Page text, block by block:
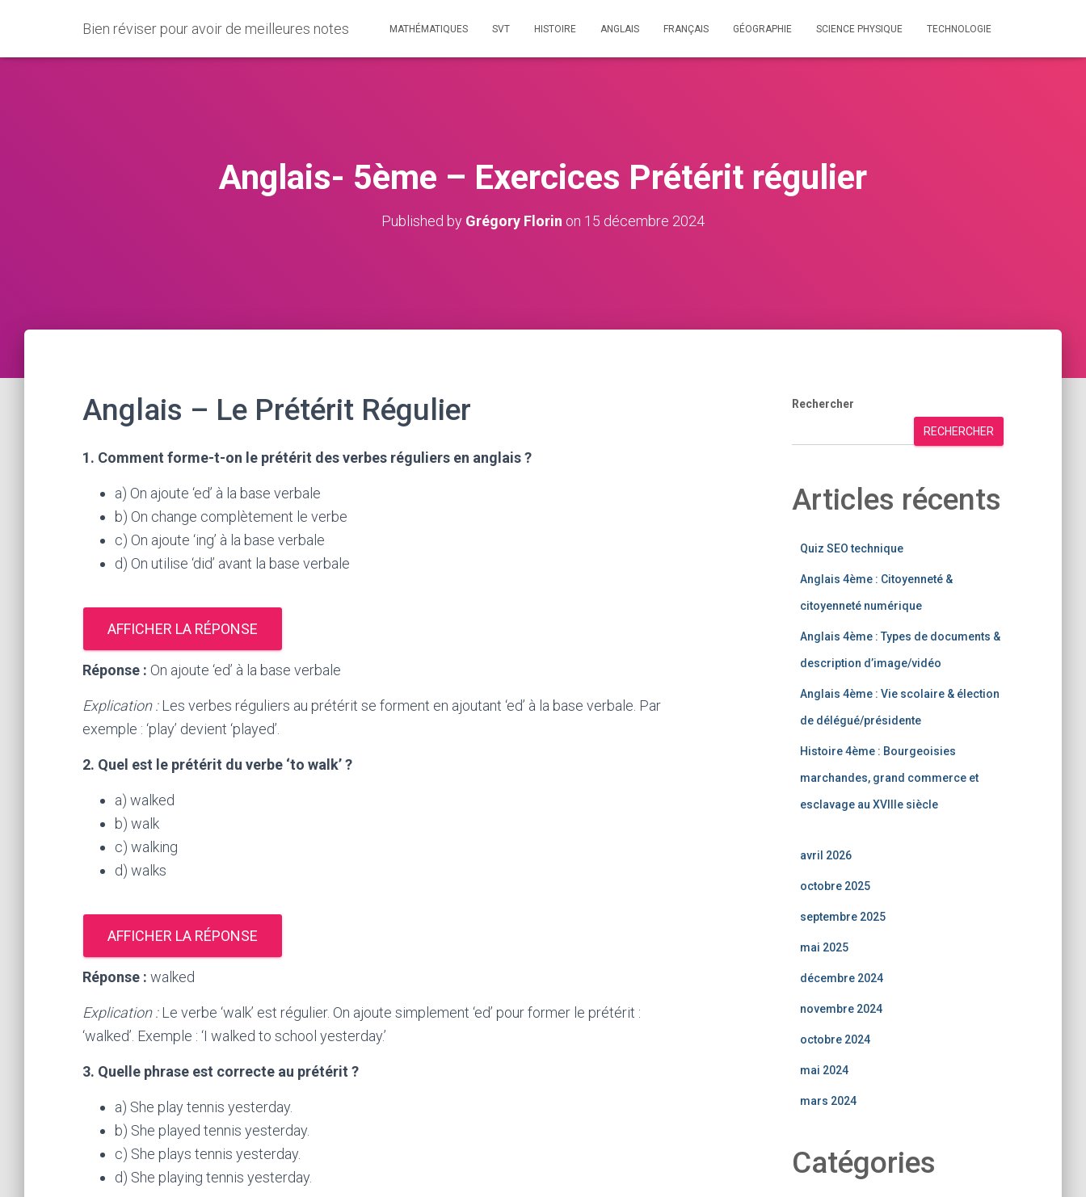
Bien réviser pour avoir de meilleures notes MATHÉMATIQUES SVT HISTOIRE ANGLAIS FRANÇAIS GÉOGRAPHIE SCIENCE PHYSIQUE TECHNOLOGIE
Anglais- 5ème – Exercices Prétérit régulier
Published by Grégory Florin on 15 décembre 2024
Anglais – Le Prétérit Régulier
1. Comment forme-t-on le prétérit des verbes réguliers en anglais ?
a) On ajoute ‘ed’ à la base verbale
b) On change complètement le verbe
c) On ajoute ‘ing’ à la base verbale
d) On utilise ‘did’ avant la base verbale
AFFICHER LA RÉPONSE
Réponse : On ajoute ‘ed’ à la base verbale
Explication :Les verbes réguliers au prétérit se forment en ajoutant ‘ed’ à la base verbale. Par
exemple : ‘play’ devient ‘played’.
2. Quel est le prétérit du verbe ‘to walk’ ?
a) walked
b) walk
c) walking
d) walks
AFFICHER LA RÉPONSE
Réponse : walked
Explication :Le verbe ‘walk’ est régulier. On ajoute simplement ‘ed’ pour former le prétérit :
‘walked’. Exemple : ‘I walked to school yesterday.’
3. Quelle phrase est correcte au prétérit ?
a) She play tennis yesterday.
b) She played tennis yesterday.
c) She plays tennis yesterday.
d) She playing tennis yesterday.
Rechercher
RECHERCHER
Articles récents
Quiz SEO technique
Anglais 4ème : Citoyenneté &
citoyenneté numérique
Anglais 4ème : Types de documents &
description d’image/vidéo
Anglais 4ème : Vie scolaire & élection
de délégué/présidente
Histoire 4ème : Bourgeoisies
marchandes, grand commerce et
esclavage au XVIIIe siècle
avril 2026
octobre 2025
septembre 2025
mai 2025
décembre 2024
novembre 2024
octobre 2024
mai 2024
mars 2024
Catégories